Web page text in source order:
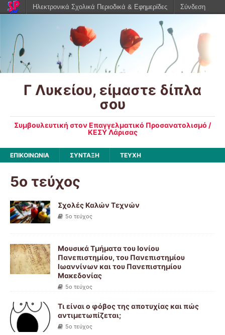
Γ Λυκείου, είμαστε δίπλα
σου
Συμβουλευτική στον Επαγγελματικό Προσανατολισμό /
ΚΕΣΥ Λάρισας
ΕΠΙΚΟΙΝΩΝΙΑ ΣΥΝΤΑΞΗ ΤΕΥΧΗ
5ο τεύχος
Σχολές Καλών Τεχνών
5ο τεύχος
Μουσικά Τμήματα του Ιονίου
Πανεπιστημίου, του Πανεπιστημίου
Ιωαννίνων και του Πανεπιστημίου
Μακεδονίας
5ο τεύχος
Τι είναι ο φόβος της αποτυχίας και πώς
αντιμετωπίζεται;
5ο τεύχος
Ηλεκτρονικά Σχολικά Περιοδικά & Εφημερίδες Σύνδεση